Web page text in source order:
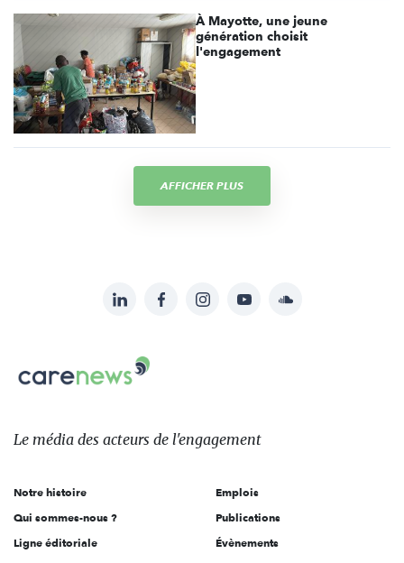
À Mayotte, une jeune
génération choisit
l'engagement
AFFICHER PLUS
sur:
LinkedInFacebookInstagramYouTubeSoundcloud
Le
des
l'engagement
Le média des acteurs de l'engagement
Notre histoire
Qui sommes-nous ?
Ligne éditoriale
Emplois
Publications
Évènements